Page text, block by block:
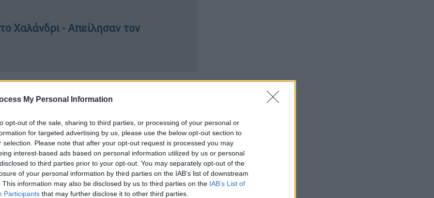
My Personal Information
opt-out of the sale, sharing to third parties, or processing of your personal or
for targeted advertising by us, please use the below opt-out section to
selection. Please note that after your opt-out request is processed you may
interest-based ads based on personal information utilized by us or personal
to third parties prior to your opt-out. You may separately opt-out of the
of your personal information by third parties on the IAB’s list of downstream
This information may also be disclosed by us to third parties on the IAB’s List of
Participants that may further disclose it to other third parties.
Χαλάνδρι - Απείλησαν τον